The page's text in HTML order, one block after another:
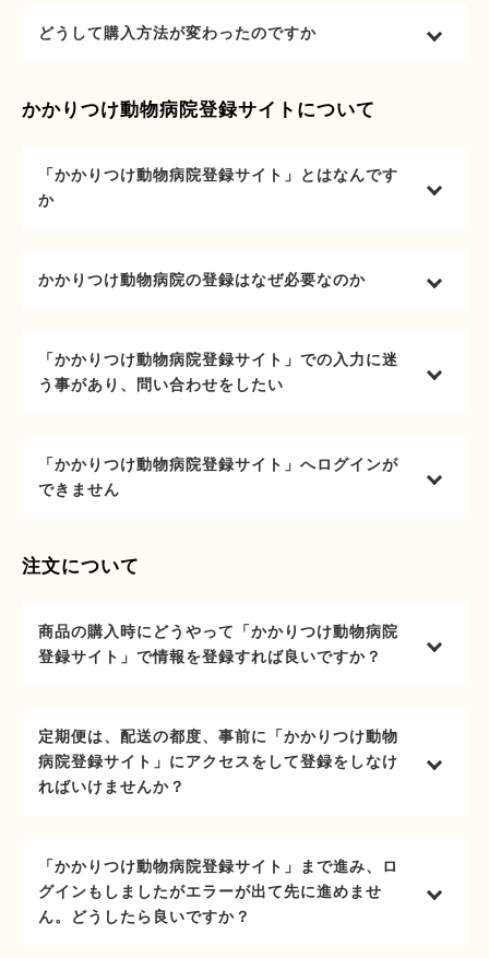
どうして購入方法が変わったのですか
かかりつけ動物病院登録サイトについて
「かかりつけ動物病院登録サイト」とはなんです
か
かかりつけ動物病院の登録はなぜ必要なのか
「かかりつけ動物病院登録サイト」での入力に迷
う事があり、問い合わせをしたい
「かかりつけ動物病院登録サイト」へログインが
できません
注文について
商品の購入時にどうやって「かかりつけ動物病院
登録サイト」で情報を登録すれば良いですか？
定期便は、配送の都度、事前に「かかりつけ動物
病院登録サイト」にアクセスをして登録をしなけ
ればいけませんか？
「かかりつけ動物病院登録サイト」まで進み、ロ
グインもしましたがエラーが出て先に進めませ
ん。どうしたら良いですか？